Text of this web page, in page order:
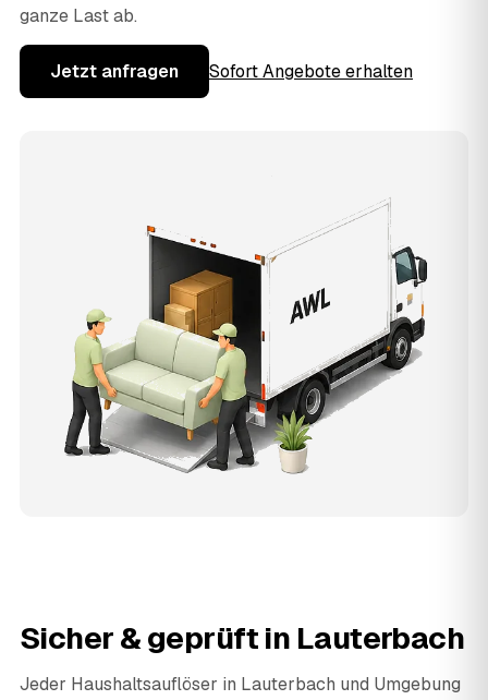
ganze Last ab.
Jetzt anfragen Sofort Angebote erhalten
Sicher & geprüft in Lauterbach
Jeder Haushaltsauflöser in Lauterbach und Umgebung